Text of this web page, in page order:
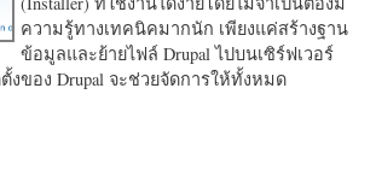
ความรู้ทางเทคนิคมากนัก เพียงแค่สร้างฐาน
ข้อมูลและย้ายไฟล์ Drupal ไปบนเซิร์ฟเวอร์
ของ Drupal จะช่วยจัดการให้ทั้งหมด